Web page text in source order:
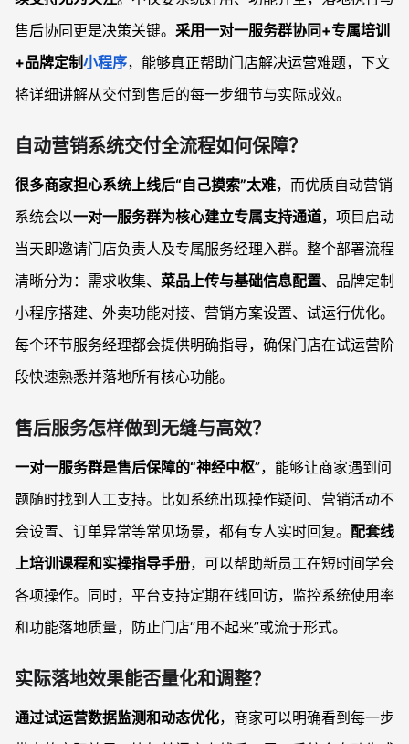
售后协同更是决策关键。 采用一对一服务群协同+专属培训
+品牌定制小程序，能够真正帮助门店解决运营难题，下文
将详细讲解从交付到售后的每一步细节与实际成效。
自动营销系统交付全流程如何保障？
很多商家担心系统上线后“自己摸索”太难，而优质自动营销
系统会以一对一服务群为核心建立专属支持通道，项目启动
当天即邀请门店负责人及专属服务经理入群。整个部署流程
清晰分为：需求收集、 菜品上传与基础信息配置、品牌定制
小程序搭建、外卖功能对接、营销方案设置、试运行优化。
每个环节服务经理都会提供明确指导，确保门店在试运营阶
段快速熟悉并落地所有核心功能。
售后服务怎样做到无缝与高效？
一对一服务群是售后保障的“神经中枢”，能够让商家遇到问
题随时找到人工支持。比如系统出现操作疑问、营销活动不
会设置、订单异常等常见场景，都有专人实时回复。 配套线
上培训课程和实操指导手册，可以帮助新员工在短时间学会
各项操作。同时，平台支持定期在线回访，监控系统使用率
和功能落地质量，防止门店“用不起来”或流于形式。
实际落地效果能否量化和调整？
通过试运营数据监测和动态优化，商家可以明确看到每一步